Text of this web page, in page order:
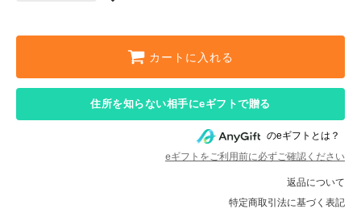
カートに入れる
住所を知らない相手にeギフトで贈る
のeギフトとは？
eギフトをご利用前に必ずご確認ください
返品について
特定商取引法に基づく表記